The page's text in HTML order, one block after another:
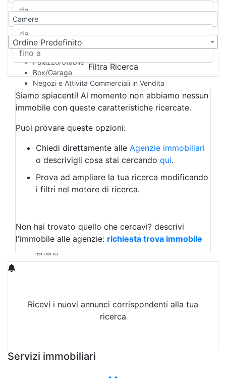
Rustico/Casale
Camera d'Albergo
Multiproprietà
Palazzo/Stabile
Box/Garage
Negozi e Attivita Commerciali in Vendita
Qualsiasi
Attività/Licenza Commerciale
Azienda Agricola
Bar/Ristorante
Albergo
Laboratorio Artigianale
Negozio/locale commerciale
Agriturismo
Magazzini
Qualsiasi
Terreno edificabile
Terreno
Camere
Ordine Predefinito
Filtra Ricerca
Siamo spiacenti! Al momento non abbiamo nessun
immobile con queste caratteristiche ricercate.
Puoi provare queste opzioni:
Chiedi direttamente alle Agenzie immobiliari
o descrivigli cosa stai cercando qui.
Prova ad ampliare la tua ricerca modificando
i filtri nel motore di ricerca.
Non hai trovato quello che cercavi? descrivi
l'immobile alle agenzie: richiesta trova immobile
Ricevi i nuovi annunci corrispondenti alla tua
ricerca
Servizi immobiliari